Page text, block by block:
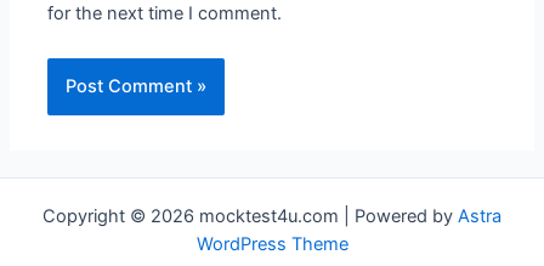
for the next time I comment.
Copyright © 2026 mocktest4u.com | Powered by Astra
WordPress Theme